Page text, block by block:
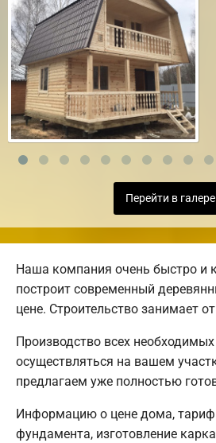
Перейти в
Наша компания очень быстро и
построит современный
цене. Строительство занимает
Производство всех
осуществляться на вашем
предлагаем уже полностью
Информацию о цене дома,
фундамента, изготовление